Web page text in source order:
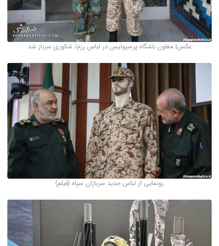
عکس| معاون باشگاه پرسپولیس در لباس رزم/ شکوری سرباز شد
رونمایی از لباس جدید سربازان سپاه (فیلم)